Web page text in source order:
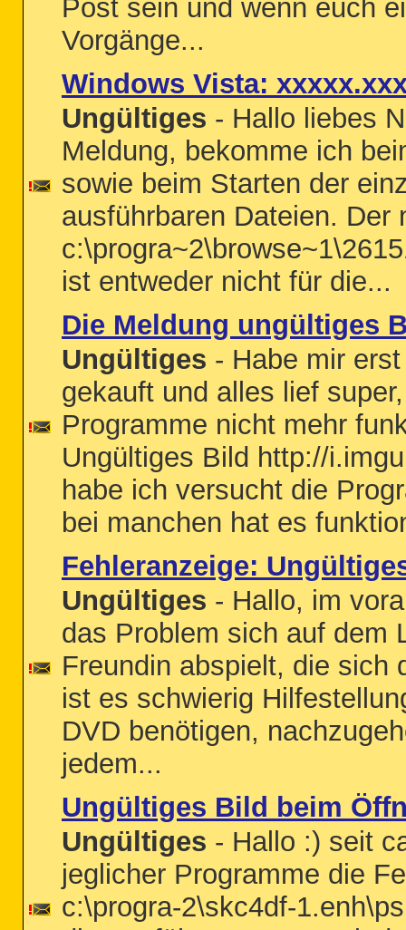
Post sein und wenn euch
Vorgänge...
Windows Vista:
Ungültiges - Hallo liebes
Meldung, bekomme ich
sowie beim Starten der
ausführbaren Dateien. Der
ist entweder nicht für die...
Die Meldung ungültiges
Ungültiges - Habe mir
gekauft und alles lief
Programme nicht mehr
Ungültiges Bild http://
habe ich versucht die
bei manchen hat es
Fehleranzeige:
Ungültiges - Hallo, im
das Problem sich auf dem
Freundin abspielt, die sich
ist es schwierig
DVD benötigen,
jedem...
Ungültiges Bild beim
Ungültiges - Hallo :) seit
jeglicher Programme die
c:\progra-2\skc4df-